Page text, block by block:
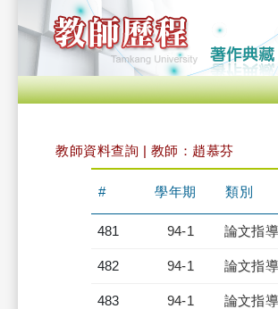
教師資料查詢 | 教師：趙慕芬
# 學年期 類別
481 94-1 論文指導
482 94-1 論文指導
483 94-1 論文指導